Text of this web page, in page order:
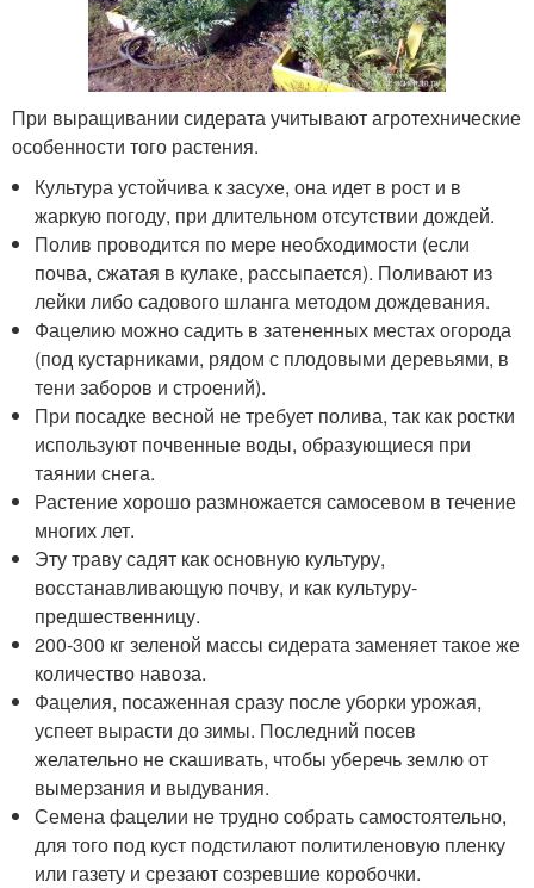
При выращивании сидерата учитывают агротехнические
особенности того растения.
Культура устойчива к засухе, она идет в рост и в
жаркую погоду, при длительном отсутствии дождей.
Полив проводится по мере необходимости (если
почва, сжатая в кулаке, рассыпается). Поливают из
лейки либо садового шланга методом дождевания.
Фацелию можно садить в затененных местах огорода
(под кустарниками, рядом с плодовыми деревьями, в
тени заборов и строений).
При посадке весной не требует полива, так как ростки
используют почвенные воды, образующиеся при
таянии снега.
Растение хорошо размножается самосевом в течение
многих лет.
Эту траву садят как основную культуру,
восстанавливающую почву, и как культуру-
предшественницу.
200-300 кг зеленой массы сидерата заменяет такое же
количество навоза.
Фацелия, посаженная сразу после уборки урожая,
успеет вырасти до зимы. Последний посев
желательно не скашивать, чтобы уберечь землю от
вымерзания и выдувания.
Семена фацелии не трудно собрать самостоятельно,
для того под куст подстилают политиленовую пленку
или газету и срезают созревшие коробочки.